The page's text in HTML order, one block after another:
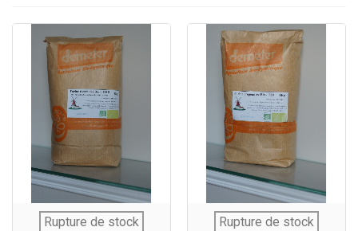
Rupture de stock Rupture de stock